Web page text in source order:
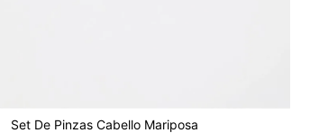
Set De Pinzas Cabello Mariposa